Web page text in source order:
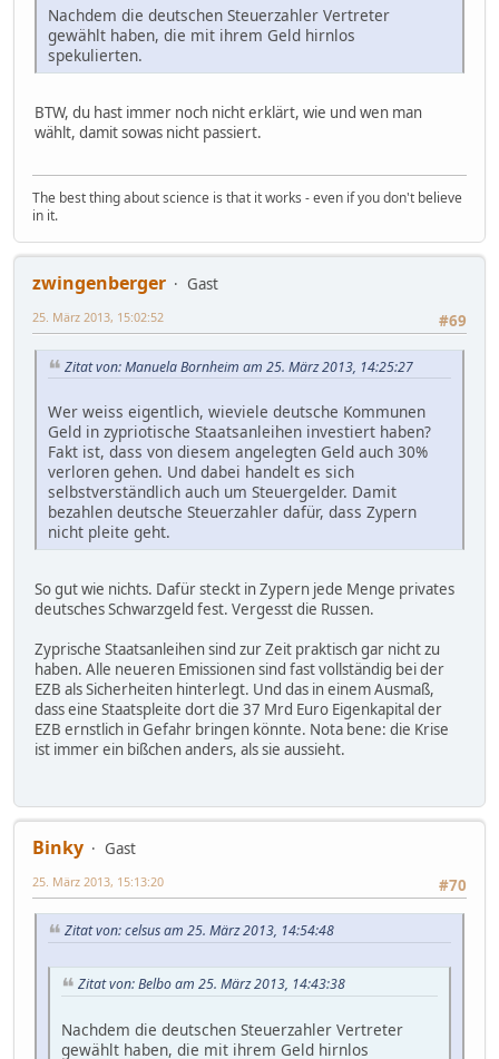
Nachdem die deutschen Steuerzahler Vertreter
gewählt haben, die mit ihrem Geld hirnlos
spekulierten.
BTW, du hast immer noch nicht erklärt, wie und wen man
wählt, damit sowas nicht passiert.
The best thing about science is that it works - even if you don't believe
in it.
zwingenberger
Gast
#69
25. März 2013, 15:02:52
Zitat von: Manuela Bornheim am 25. März 2013, 14:25:27
Wer weiss eigentlich, wieviele deutsche Kommunen
Geld in zypriotische Staatsanleihen investiert haben?
Fakt ist, dass von diesem angelegten Geld auch 30%
verloren gehen. Und dabei handelt es sich
selbstverständlich auch um Steuergelder. Damit
bezahlen deutsche Steuerzahler dafür, dass Zypern
nicht pleite geht.
So gut wie nichts. Dafür steckt in Zypern jede Menge privates
deutsches Schwarzgeld fest. Vergesst die Russen.
Zyprische Staatsanleihen sind zur Zeit praktisch gar nicht zu
haben. Alle neueren Emissionen sind fast vollständig bei der
EZB als Sicherheiten hinterlegt. Und das in einem Ausmaß,
dass eine Staatspleite dort die 37 Mrd Euro Eigenkapital der
EZB ernstlich in Gefahr bringen könnte. Nota bene: die Krise
ist immer ein bißchen anders, als sie aussieht.
Binky
Gast
#70
25. März 2013, 15:13:20
Zitat von: celsus am 25. März 2013, 14:54:48
Zitat von: Belbo am 25. März 2013, 14:43:38
Nachdem die deutschen Steuerzahler Vertreter
gewählt haben, die mit ihrem Geld hirnlos